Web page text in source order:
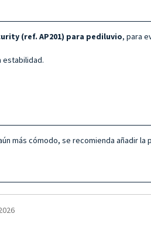
(ref. AP201) para pediluvio, para
estabilidad.
más cómodo, se recomienda añadir